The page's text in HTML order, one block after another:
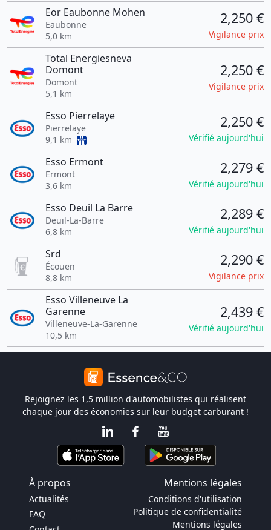
Eor Eaubonne Mohen
Eaubonne
5,0 km
2,250 €
Vigilance prix
Total Energiesneva
Domont
Domont
5,1 km
2,250 €
Vigilance prix
Esso Pierrelaye
Pierrelaye
9,1 km
2,250 €
Vérifié aujourd'hui
Esso Ermont
Ermont
3,6 km
2,279 €
Vérifié aujourd'hui
Esso Deuil La Barre
Deuil-La-Barre
6,8 km
2,289 €
Vérifié aujourd'hui
Srd
Écouen
8,8 km
2,290 €
Vigilance prix
Esso Villeneuve La
Garenne
Villeneuve-La-Garenne
10,5 km
2,439 €
Vérifié aujourd'hui
Rejoignez les 1,5 million d'automobilistes qui réalisent
chaque jour des économies sur leur budget carburant !
À propos Mentions légales
Actualités
FAQ
Conditions d'utilisation
Politique de confidentialité
Mentions légales